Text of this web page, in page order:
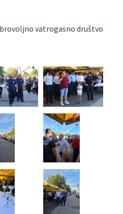
vatrogasno društvo